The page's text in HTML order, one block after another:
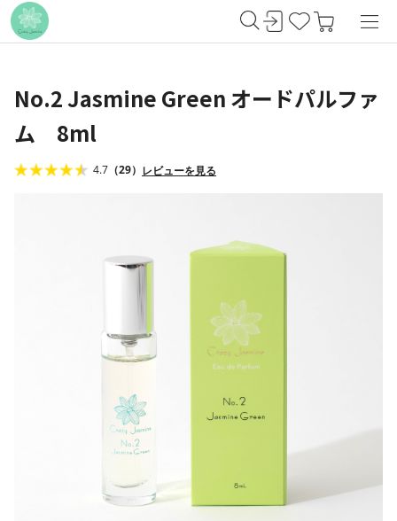
No.2 Jasmine Green オードパルファ
ム 8ml
4.7 （29） レビューを見る